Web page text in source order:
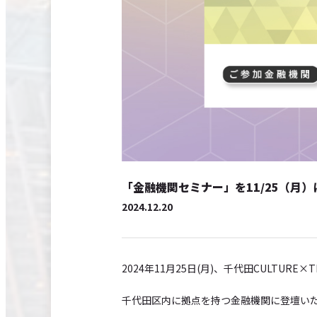
「金融機関セミナー」を11/25（月
2024.12.20
2024年11月25日(月)、千代田
千代田区内に拠点を持つ金融機関に登壇い